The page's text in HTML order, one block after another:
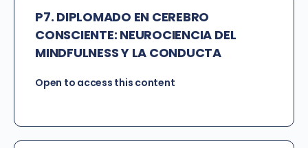
P7. DIPLOMADO EN CEREBRO
CONSCIENTE: NEUROCIENCIA DEL
MINDFULNESS Y LA CONDUCTA
Open to access this content